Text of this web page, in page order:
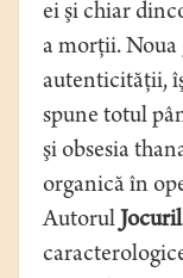
ei şi chiar
a morţii. Noua
autenticităţii,
spune totul
şi obsesia
organică în
Autorul